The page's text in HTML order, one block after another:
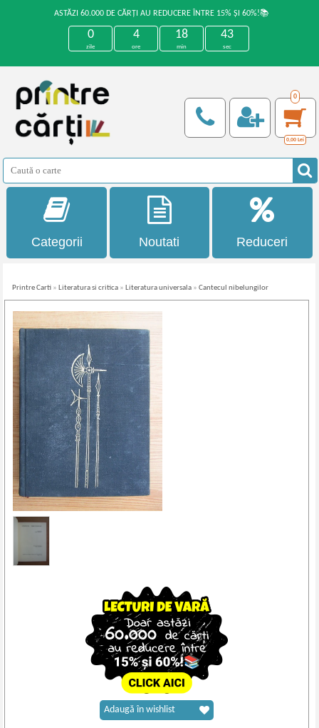
ASTĂZI 60.000 DE CĂRȚI AU REDUCERE ÎNTRE 15% ȘI 60%!📚
0
zile
4
ore
18
min
42
sec
0
0,00 Lei
Categorii Noutati Reduceri
Printre Carti » Literatura si critica » Literatura universala »Cantecul nibelungilor
Adaugă în wishlist